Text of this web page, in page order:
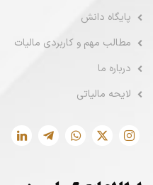
پایگاه دانش
مطالب مهم و کاربردی مالیات
درباره ما
لایحه مالیاتی